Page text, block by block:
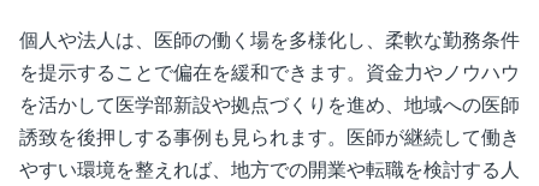
個人や法人は、医師の働く場を多様化し、柔軟な勤務条件
を提示することで偏在を緩和できます。資金力やノウハウ
を活かして医学部新設や拠点づくりを進め、地域への医師
誘致を後押しする事例も見られます。医師が継続して働き
やすい環境を整えれば、地方での開業や転職を検討する人